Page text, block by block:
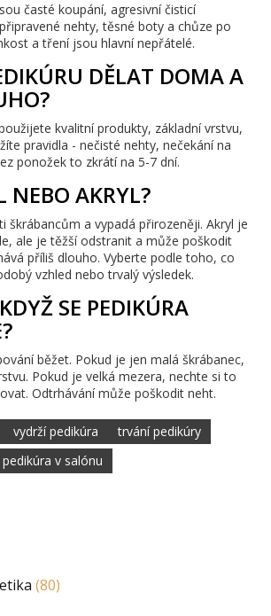
časté koupání, agresivní čisticí
nehty, těsné boty a chůze po
a tření jsou hlavní nepřátelé.
DĚLAT DOMA A
kvalitní produkty, základní vrstvu,
pravidla - nečisté nehty, nečekání na
ponožek to zkrátí na 5-7 dní.
NEBO AKRYL?
škrábancům a vypadá přirozeněji. Akryl je
ale je těžší odstranit a může poškodit
příliš dlouho. Vyberte podle toho, co
vzhled nebo trvalý výsledek.
SE PEDIKÚRA
běžet. Pokud je jen malá škrábanec,
Pokud je velká mezera, nechte si to
Odtrhávání může poškodit neht.
vydrží pedikúra
trvání pedikúry
pedikúra v salónu
(80)